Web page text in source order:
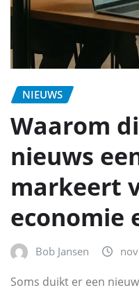
NIEUWS
Waarom
nieuws
markeert
economie
Bob Jansen
Soms duikt er een